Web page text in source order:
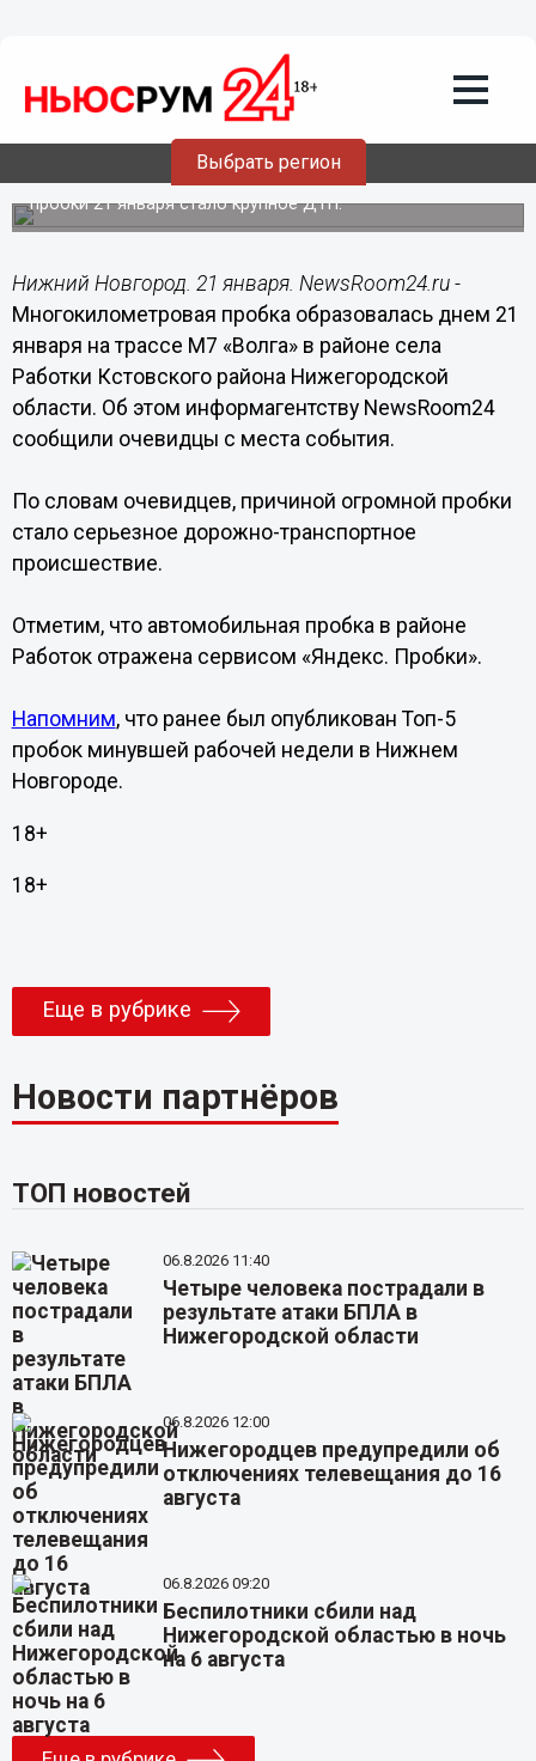
Выбрать регион
21.01.201816:51
Многокилометровая пробка
образовалась в районе Работок
Как сообщают очевидцы, причиной автомобильной
пробки 21 января стало крупное ДТП.
Нижний Новгород. 21 января. NewsRoom24.ru -
Многокилометровая пробка образовалась днем 21
января на трассе М7 «Волга» в районе села
Работки Кстовского района Нижегородской
области. Об этом информагентству NewsRoom24
сообщили очевидцы с места события.
По словам очевидцев, причиной огромной пробки
стало серьезное дорожно-транспортное
происшествие.
Отметим, что автомобильная пробка в районе
Работок отражена сервисом «Яндекс. Пробки».
Напомним, что ранее был опубликован Топ-5
пробок минувшей рабочей недели в Нижнем
Новгороде.
18+
18+
Еще в рубрике
Новости партнёров
ТОП новостей
06.8.2026 11:40
Четыре человека пострадали в
результате атаки БПЛА в
Нижегородской области
06.8.2026 12:00
Нижегородцев предупредили об
отключениях телевещания до 16
августа
06.8.2026 09:20
Беспилотники сбили над
Нижегородской областью в ночь
на 6 августа